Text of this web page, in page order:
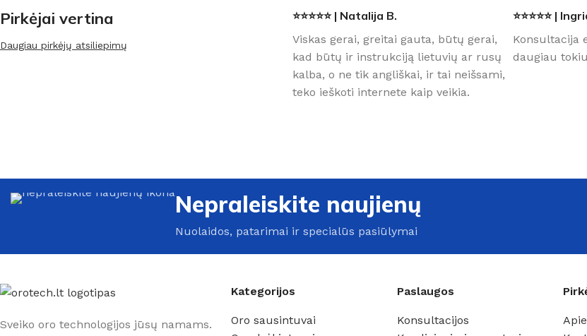
Pirkėjai vertina
Daugiau pirkėjų atsiliepimų
⭐⭐⭐⭐⭐ | Natalija B.
Viskas gerai, greitai gauta, būtų gerai,
kad būtų ir instrukciją lietuvių ar rusų
kalba, o ne tik angliškai, ir tai neišsami,
teko ieškoti internete kaip veikia.
⭐⭐⭐⭐⭐ |
Konsultacija
daugiau
Nepraleiskite naujienų
Nuolaidos, patarimai ir specialūs pasiūlymai
Sveiko oro technologijos jūsų namams.
Kategorijos
Oro sausintuvai
Paslaugos
Konsultacijos